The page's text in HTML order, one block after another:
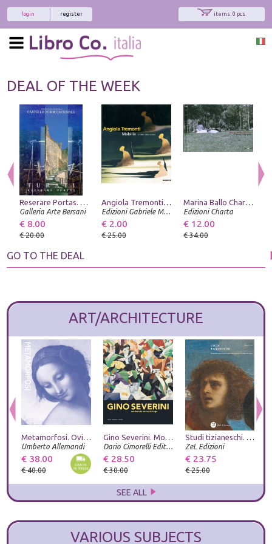
items: 0 pcs.
register
login
DEAL OF THE WEEK
Reserare Portas. Turati
Galleria Arte Bersani
€ 8.00
€ 20.00
Angiola Tremonti. Mabilla Mater dulcissima
Edizioni Gabriele Mazzotta
€ 2.00
€ 25.00
Marina Ballo Charmet. Il Parco. The Park
Edizioni Charta
€ 12.00
€ 34.00
GO TO THE DEAL
ART/ARCHITECTURE
Metamorfosi. Ovidio e le arti. Catalogo della mostra (Roma, 23 giugno-20 settembre 2026). Ediz. illustrata
Umberto Allemandi
€ 38.00
€ 40.00
Gino Severini. Modernità come dialogo
Dario Cimorelli Editore
€ 28.50
€ 30.00
Studi tizianeschi. Annuario della Fondazione Centro studi Tiziano e Cadore. Ediz. illustrata. Vol. 15
ZeL Edizioni
€ 23.75
€ 25.00
SEE ALL
VARIOUS SUBJECTS